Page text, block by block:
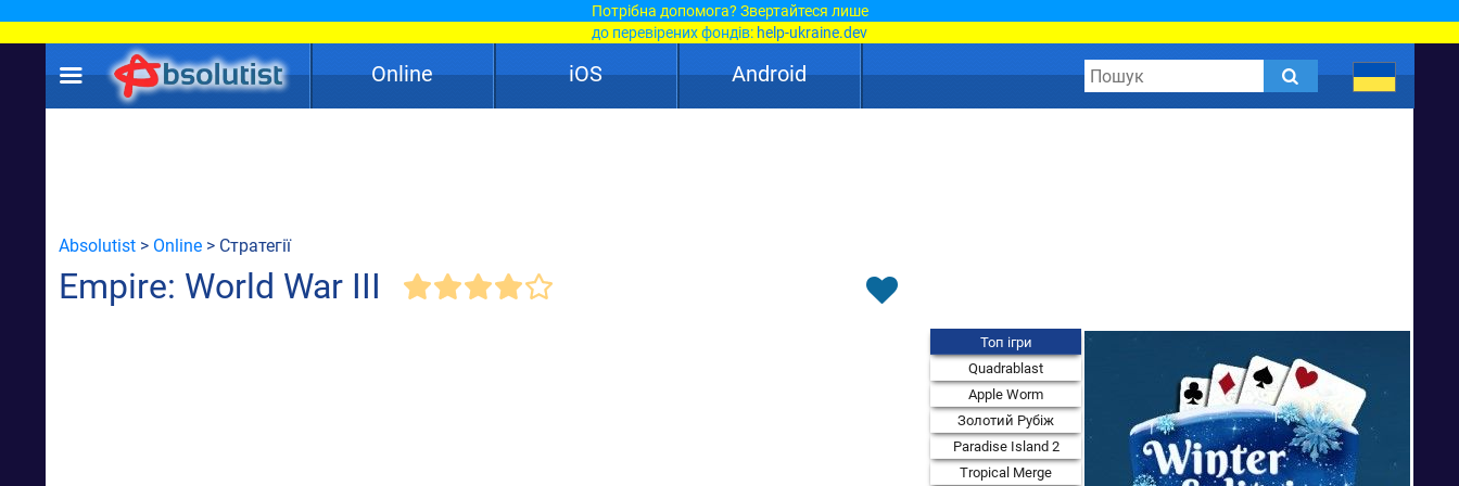
Потрібна допомога? Звертайтеся лише
до перевірених фондів: help-ukraine.dev
Online iOS Android
Absolutist > Online > Стратегії
Empire: World War III
Топ ігри
Quadrablast
Apple Worm
Золотий Рубіж
Paradise Island 2
Tropical Merge